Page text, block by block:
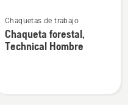
más
detalles
Chaquetas de trabajo
Chaqueta forestal,
Technical Hombre